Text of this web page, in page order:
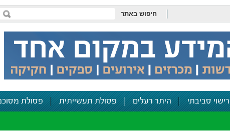
חיפוש באתר
רישוי סביבתי היתר רעלים פסולת תעשייתית פסולת